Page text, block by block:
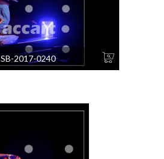
SB-2017-0240